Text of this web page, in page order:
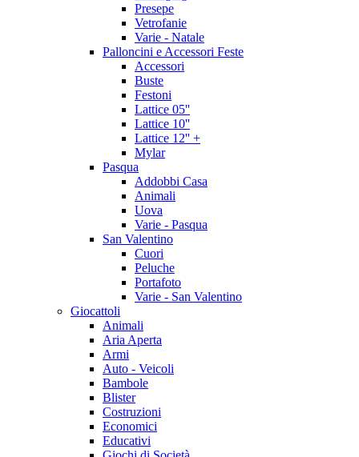
Presepe
Vetrofanie
Varie - Natale
Palloncini e Accessori Feste
Accessori
Buste
Festoni
Lattice 05''
Lattice 10''
Lattice 12'' +
Mylar
Pasqua
Addobbi Casa
Animali
Uova
Varie - Pasqua
San Valentino
Cuori
Peluche
Portafoto
Varie - San Valentino
Giocattoli
Animali
Aria Aperta
Armi
Auto - Veicoli
Bambole
Blister
Costruzioni
Economici
Educativi